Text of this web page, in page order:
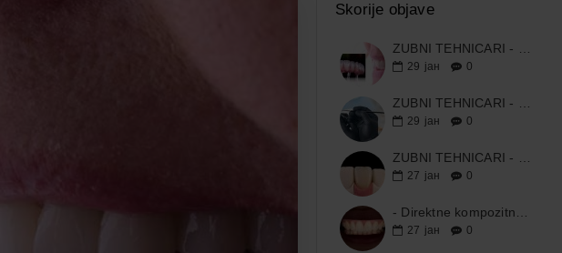
Skorije objave
29 јан 0
29 јан 0
27 јан 0
27 јан 0